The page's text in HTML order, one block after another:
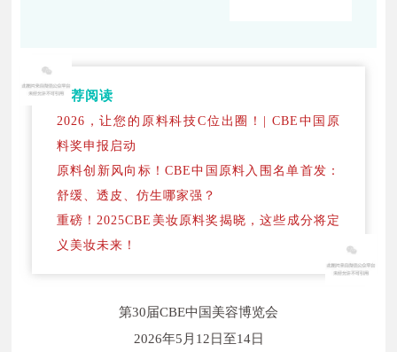
推荐阅读
2026，让您的原料科技C位出圈！| CBE中国原
料奖申报启动
原料创新风向标！CBE中国原料入围名单首发：
舒缓、透皮、仿生哪家强？
重磅！2025CBE美妆原料奖揭晓，这些成分将定
义美妆未来！
第30届CBE中国美容博览会
2026年5月12日至14日